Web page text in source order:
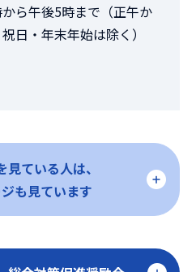
ら午後5時まで（正午か
日・年末年始は除く）
見ている人は、
も見ています